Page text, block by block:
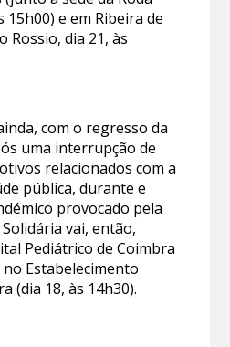
15h00) e em Ribeira de
Rossio, dia 21, às
com o regresso da
uma interrupção de
relacionados com a
pública, durante e
provocado pela
vai, então,
Pediátrico de Coimbra
no Estabelecimento
(dia 18, às 14h30).